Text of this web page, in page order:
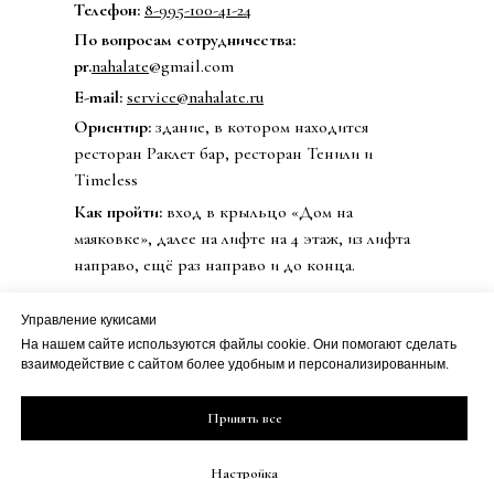
© 2020 Бренд одежды nahalate
Ориентир: здание, в котором находится
ресторан Раклет бар, ресторан Тенили и
Timeless
Политика
Как пройти: вход в крыльцо «Дом на
маяковке», далее на лифте на 4 этаж, из лифта
направо, ещё раз направо и до конца.
Телефон: 8-995-100-41-24
E-mail: service@nahalate.ru
По вопросам сотрудничества:
pr.nahalate@gmail.com
ИП Петрова Дарья Сергеевна
Управление кукисами
На нашем сайте используются файлы cookie. Они помогают сделать
взаимодействие с сайтом более удобным и персонализированным.
Принять все
Настройка